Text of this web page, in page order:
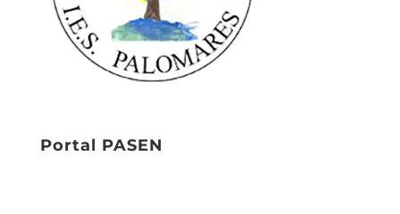
Portal PASEN